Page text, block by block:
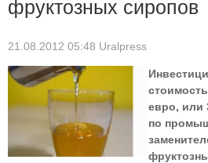
фруктозных сиропов
21.08.2012 05:48 Uralpress
евро, или
по